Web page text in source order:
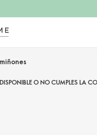
O NO CUMPLES LA